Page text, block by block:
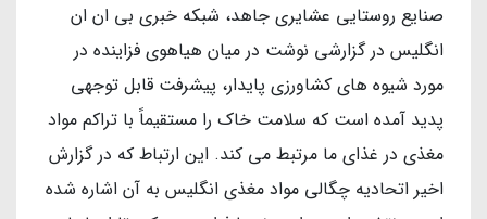
صنایع روستایی عشایری جاهد، شبکه خبری بی ان ان
انگلیس در گزارشی نوشت در میان هیاهوی فزاینده در
مورد شیوه های کشاورزی پایدار، پیشرفت قابل توجهی
پدید آمده است که سلامت خاک را مستقیماً با تراکم مواد
مغذی در غذای ما مرتبط می کند. این ارتباط که در گزارش
اخیر اتحادیه چگالی مواد مغذی انگلیس به آن اشاره شده